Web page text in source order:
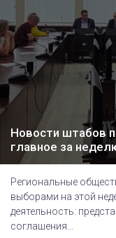
Новости штабов
главное за
Региональные
выборами на этой
деятельность:
соглашения...